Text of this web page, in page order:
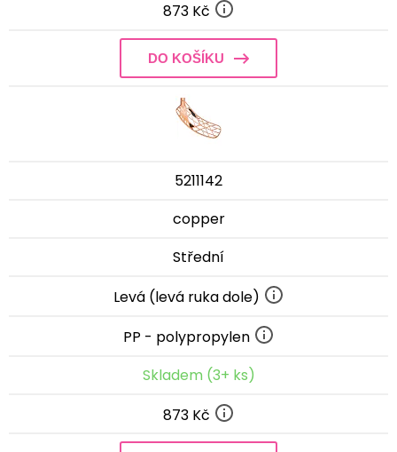
873 Kč
DO KOŠÍKU
5211142
copper
Střední
Levá (levá ruka dole)
PP - polypropylen
Skladem (3+ ks)
873 Kč